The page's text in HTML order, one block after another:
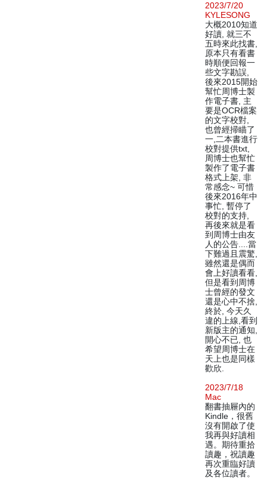
2023/7/20
KYLESONG
大概2010知道
好讀, 就三不
五時來此找書,
原本只有看書
時順便回報一
些文字勘誤,
後來2015開始
幫忙周博士製
作電子書, 主
要是OCR檔案
的文字校對,
也曾經掃瞄了
一,二本書進行
校對提供txt,
周博士也幫忙
製作了電子書
格式上架, 非
常感念~ 可惜
後來2016年中
事忙, 暫停了
校對的支持,
再後來就是看
到周博士由友
人的公告....當
下難過且震驚,
雖然還是偶而
會上好讀看看,
但是看到周博
士曾經的發文
還是心中不捨,
終於, 今天久
違的上線,看到
新版主的通知,
開心不已, 也
希望周博士在
天上也是同樣
歡欣.
2023/7/18
Mac
翻書抽屜內的
Kindle，很舊
沒有開啟了使
我再與好讀相
遇。期待重拾
讀趣，祝讀趣
再次重臨好讀
及各位讀者。